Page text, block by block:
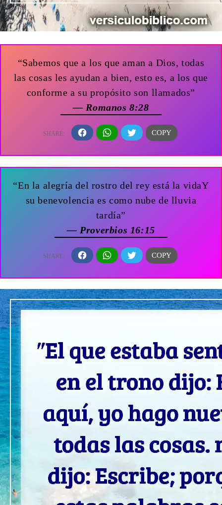
“Sabemos que a los que aman a Dios, todas
las cosas les ayudan a bien, esto es, a los que
conforme a su propósito son llamados”
— Romanos 8:28
“En la alegría del rostro del rey está la vidaY
su benevolencia es como nube de lluvia
tardía”
— Proverbios 16:15